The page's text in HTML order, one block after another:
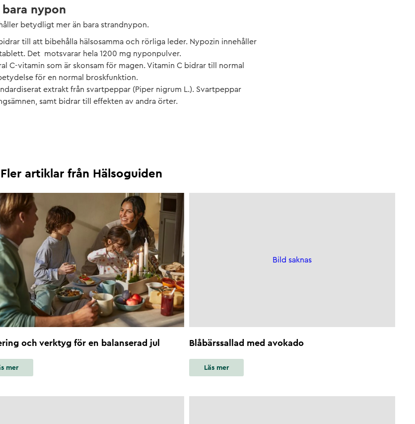
nypon
betydligt mer än bara strandnypon.
till att bibehålla hälsosamma och rörliga leder. Nypozin innehåller
Det motsvarar hela 1200 mg nyponpulver.
C-vitamin som är skonsam för magen. Vitamin C bidrar till normal
för en normal broskfunktion.
extrakt från svartpeppar (Piper nigrum L.). Svartpeppar
samt bidrar till effekten av andra örter.
Fler artiklar från Hälsoguiden
och verktyg för en balanserad jul
mer
Bild saknas
Blåbärssallad med avokado
Läs mer